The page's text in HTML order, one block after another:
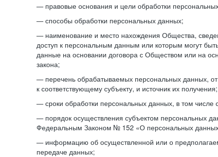
— правовые основания и цели обработки
— способы обработки персональных данных;
— наименование и место нахождения Общества,
доступ к персональным данным или которым могут
данные на основании договора с Обществом или на
закона;
— перечень обрабатываемых персональных данных,
к соответствующему субъекту, и источник их получения;
— сроки обработки персональных данных, в том числе
— порядок осуществления субъектом персональных
Федеральным Законом № 152 «О персональных
— информацию об осуществленной или о
передаче данных;